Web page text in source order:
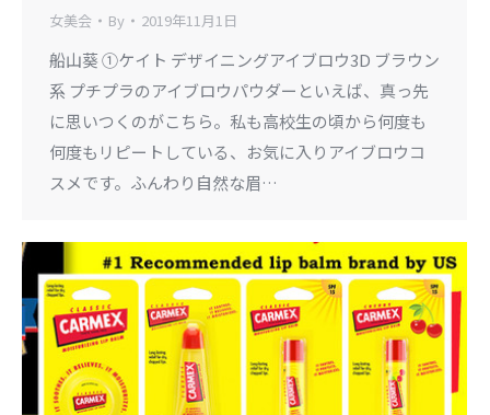
女美会 By 2019年11月1日
船山葵 ①ケイト デザイニングアイブロウ3D ブラウン
系 プチプラのアイブロウパウダーといえば、真っ先
に思いつくのがこちら。私も高校生の頃から何度も
何度もリピートしている、お気に入りアイブロウコ
スメです。ふんわり自然な眉…